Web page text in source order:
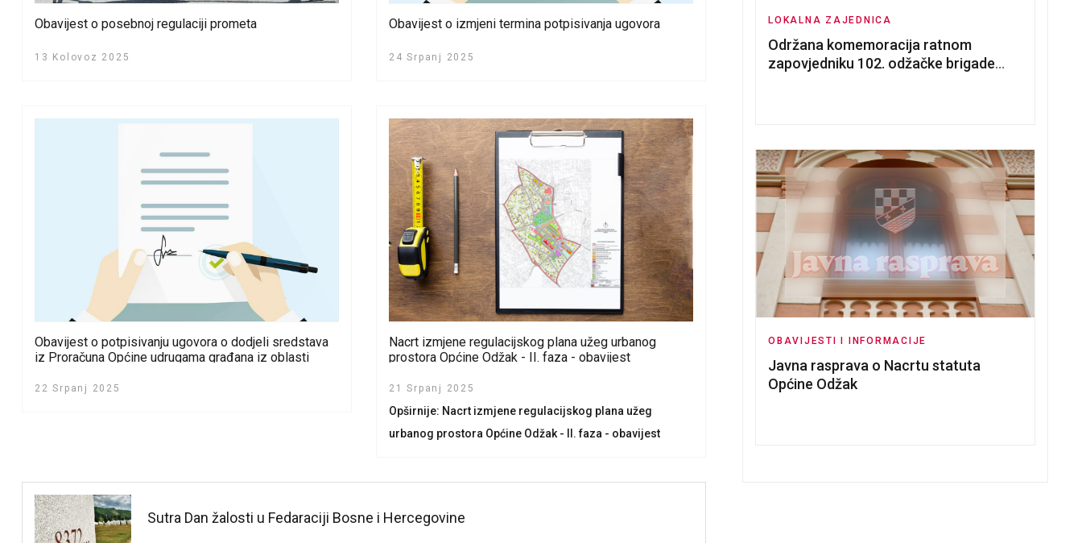
Obavijest o posebnoj regulaciji prometa
13 Kolovoz 2025
Obavijest o izmjeni termina potpisivanja ugovora
24 Srpanj 2025
Obavijest o potpisivanju ugovora o dodjeli sredstava
iz Proračuna Općine udrugama građana iz oblasti
22 Srpanj 2025
Nacrt izmjene regulacijskog plana užeg urbanog
prostora Općine Odžak - II. faza - obavijest
21 Srpanj 2025
Opširnije: Nacrt izmjene regulacijskog plana užeg
urbanog prostora Općine Odžak - II. faza - obavijest
Sutra Dan žalosti u Fedaraciji Bosne i Hercegovine
LOKALNA ZAJEDNICA
Održana komemoracija ratnom
zapovjedniku 102. odžačke brigade
OBAVIJESTI I INFORMACIJE
Javna rasprava o Nacrtu statuta
Općine Odžak